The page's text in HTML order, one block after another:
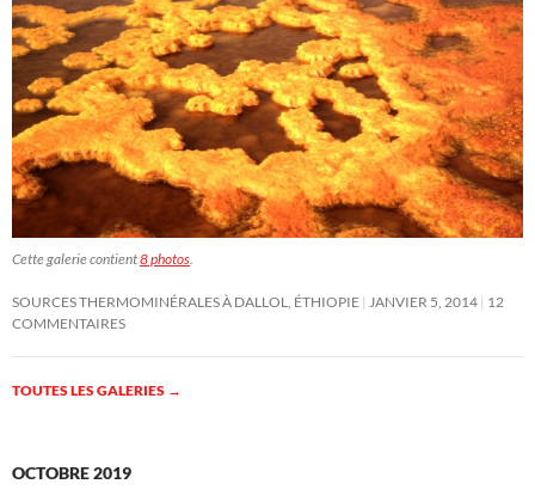
Cette galerie contient8 photos.
SOURCES THERMOMINÉRALES À DALLOL, ÉTHIOPIE JANVIER 5, 2014 12
COMMENTAIRES
TOUTES LES GALERIES →
OCTOBRE 2019